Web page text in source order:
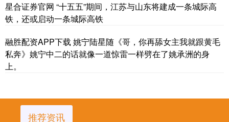
星合证券官网 “十五五”期间，江苏与山东将建成一条城际高
铁，还或启动一条城际高铁
融胜配资APP下载 姚宁陆星随《哥，你再舔女主我就跟黄毛
私奔》姚宁中二的话就像一道惊雷一样劈在了姚承洲的身
上。
推荐资讯